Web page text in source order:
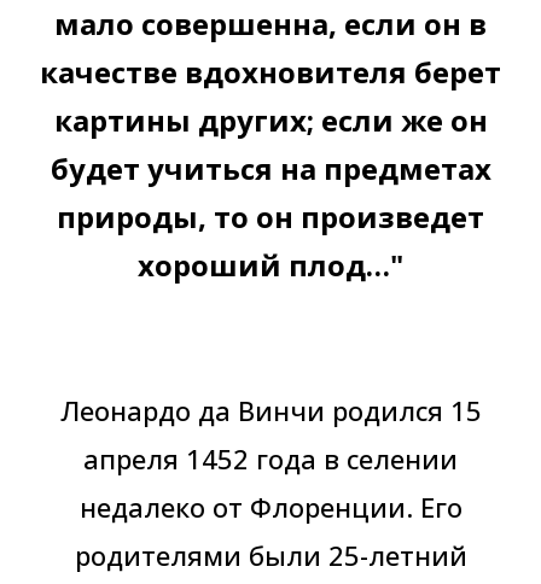
мало совершенна, если он в
качестве вдохновителя берет
картины других; если же он
будет учиться на предметах
природы, то он произведет
хороший плод…"
Леонардо да Винчи родился 15
апреля 1452 года в селении
недалеко от Флоренции. Его
родителями были 25-летний